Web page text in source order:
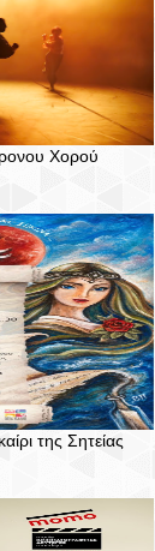
Χορού
της Σητείας